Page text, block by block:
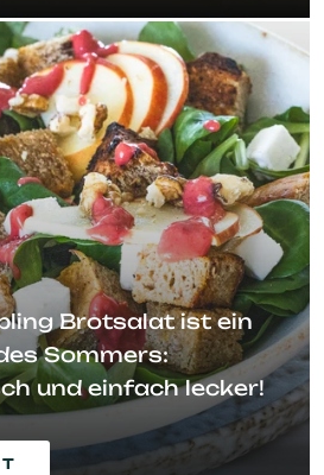
Brotsalat ist ein
Sommers:
und einfach lecker!